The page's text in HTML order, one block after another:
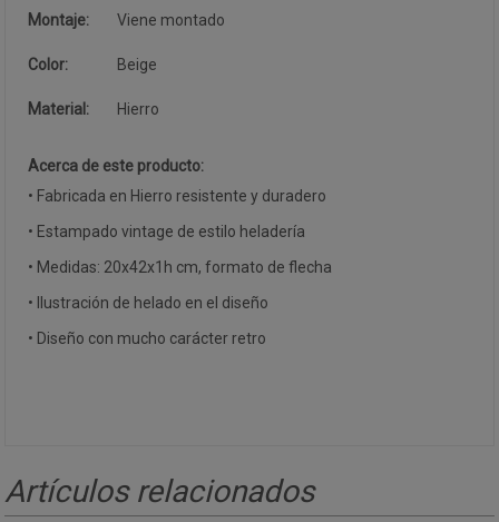
Montaje: Viene montado
Color: Beige
Material: Hierro
Acerca de este producto:
• Fabricada en Hierro resistente y duradero
• Estampado vintage de estilo heladería
• Medidas: 20x42x1h cm, formato de flecha
• Ilustración de helado en el diseño
• Diseño con mucho carácter retro
Artículos relacionados